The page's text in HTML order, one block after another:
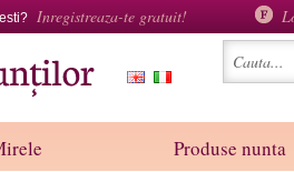
Inregistreaza-te gratuit!
Produse nunta